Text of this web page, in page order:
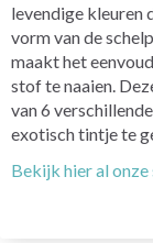
levendige kleuren
vorm van de
maakt het
stof te naaien.
van 6
exotisch tintje te
Bekijk hier al onze